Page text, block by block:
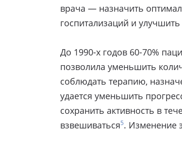
врача — назначить
госпитализаций и
До 1990-х годов 60-70%
позволила уменьшить
соблюдать терапию,
удается уменьшить
сохранить активность в
взвешиваться5. Изменение